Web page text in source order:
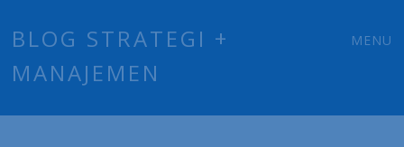
BLOG STRATEGI +
MANAJEMEN
MENU